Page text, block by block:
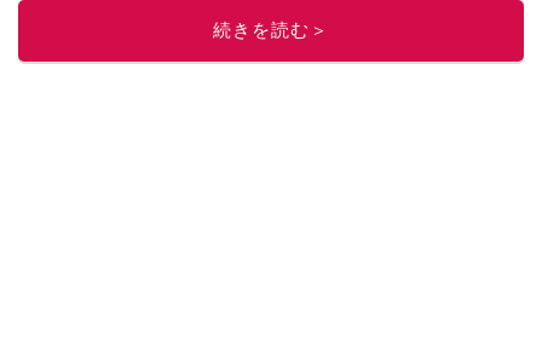
ノベ人気事例1位
続きを読む＞